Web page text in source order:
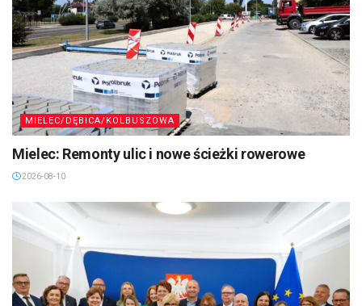
MIELEC/DĘBICA/KOLBUSZOWA
Mielec: Remonty ulic i nowe ścieżki rowerowe
2026-08-10